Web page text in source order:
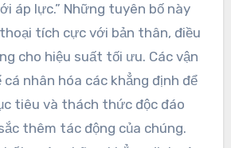
áp lực.” Những tuyên bố này
tích cực với bản thân, điều
cho hiệu suất tối ưu. Các vận
nhân hóa các khẳng định để
tiêu và thách thức độc đáo
thêm tác động của chúng.